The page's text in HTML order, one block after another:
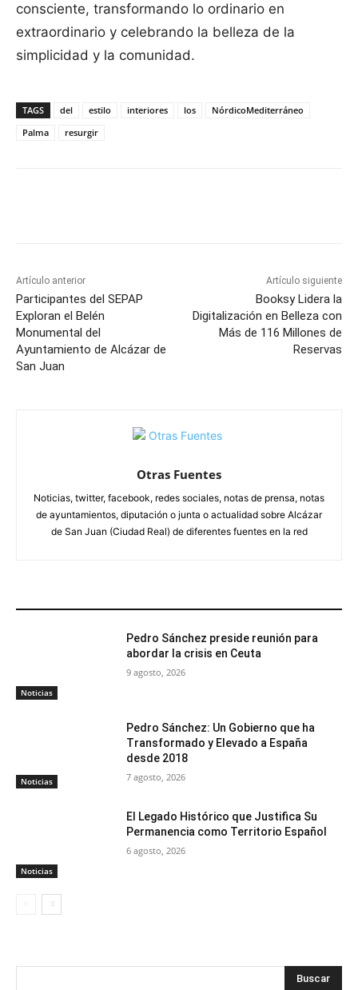
consciente, transformando lo ordinario en
extraordinario y celebrando la belleza de la
simplicidad y la comunidad.
TAGS del estilo interiores los
NórdicoMediterráneo
Palma
resurgir
Artículo anterior
Participantes del SEPAP
Exploran el Belén
Monumental del
Ayuntamiento de Alcázar de
San Juan
Artículo siguiente
Booksy Lidera la
Digitalización en Belleza con
Más de 116 Millones de
Reservas
Otras Fuentes
Noticias, twitter, facebook, redes sociales, notas de prensa, notas
de ayuntamientos, diputación o junta o actualidad sobre Alcázar
de San Juan (Ciudad Real) de diferentes fuentes en la red
Noticias
Pedro Sánchez preside reunión para
abordar la crisis en Ceuta
9 agosto, 2026
Noticias
Pedro Sánchez: Un Gobierno que ha
Transformado y Elevado a España
desde 2018
7 agosto, 2026
Noticias
El Legado Histórico que Justifica Su
Permanencia como Territorio Español
6 agosto, 2026
Buscar